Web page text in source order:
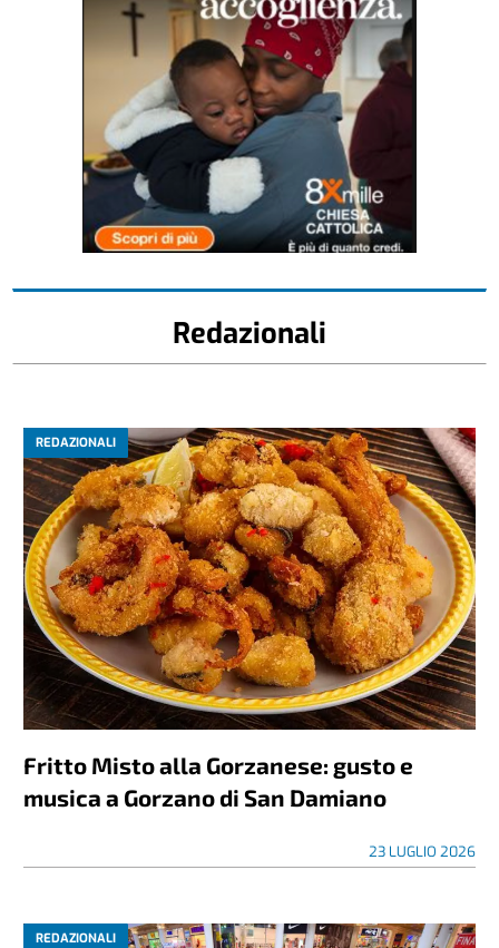
Redazionali
REDAZIONALI
Fritto Misto alla Gorzanese: gusto e
musica a Gorzano di San Damiano
23 LUGLIO 2026
REDAZIONALI